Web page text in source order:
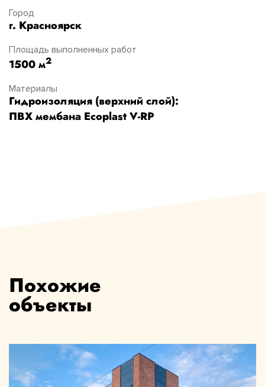
Город
г. Красноярск
Площадь выполненных работ
1500 м2
Материалы
Гидроизоляция (верхний слой):
ПВХ мембана Ecoplast V-RP
Похожие
объекты